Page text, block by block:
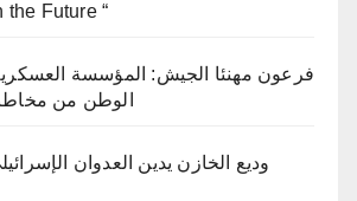
Future “
فرعون مهنئا الجيش: المؤسسة
الوطن من
وديع الخازن يدين العدوان